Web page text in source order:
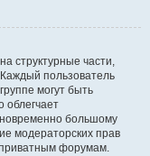
структурные части,
пользователь
могут быть
облегчает
большому
модераторских прав
приватным форумам.